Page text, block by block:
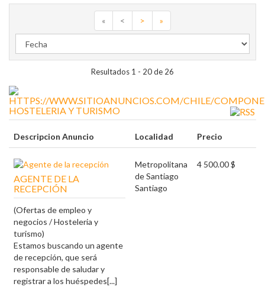
« < > »
Resultados 1 - 20 de 26
HOSTELERIA Y TURISMO
Descripcion Anuncio Localidad Precio
AGENTE DE LA
RECEPCIÓN
(Ofertas de empleo y
negocios / Hosteleria y
turismo)
Estamos buscando un agente
de recepción, que será
responsable de saludar y
registrar a los huéspedes[...]
Metropolitana
de Santiago
Santiago
4 500.00 $